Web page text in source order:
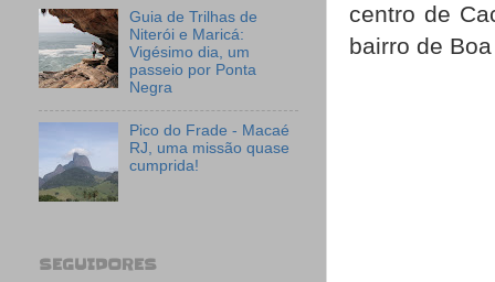
centro de
bairro de
Guia de Trilhas de
Niterói e Maricá:
Vigésimo dia, um
passeio por Ponta
Negra
Pico do Frade - Macaé
RJ, uma missão quase
cumprida!
SEGUIDORES